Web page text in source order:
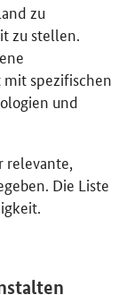
zu
zu stellen.
mit spezifischen
und
relevante,
Die Liste